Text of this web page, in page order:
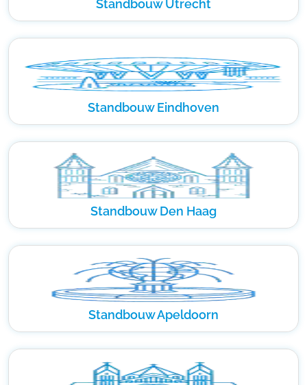
Standbouw Utrecht
Standbouw Eindhoven
Standbouw Den Haag
Standbouw Apeldoorn